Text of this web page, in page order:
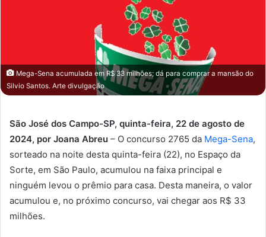
Mega-Sena acumulada em R$ 33 milhões; dá para comprar a mansão do
Silvio Santos. Arte divulgação
São José dos Campo-SP, quinta-feira, 22 de agosto de
2024, por Joana Abreu – O concurso 2765 da Mega-Sena,
sorteado na noite desta quinta-feira (22), no Espaço da
Sorte, em São Paulo, acumulou na faixa principal e
ninguém levou o prêmio para casa. Desta maneira, o valor
acumulou e, no próximo concurso, vai chegar aos R$ 33
milhões.